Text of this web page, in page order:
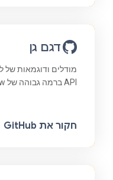
דגם גן
מודלים ודוגמאות של
API ברמה גבוהה של TensorFlow.
חקור את GitHub